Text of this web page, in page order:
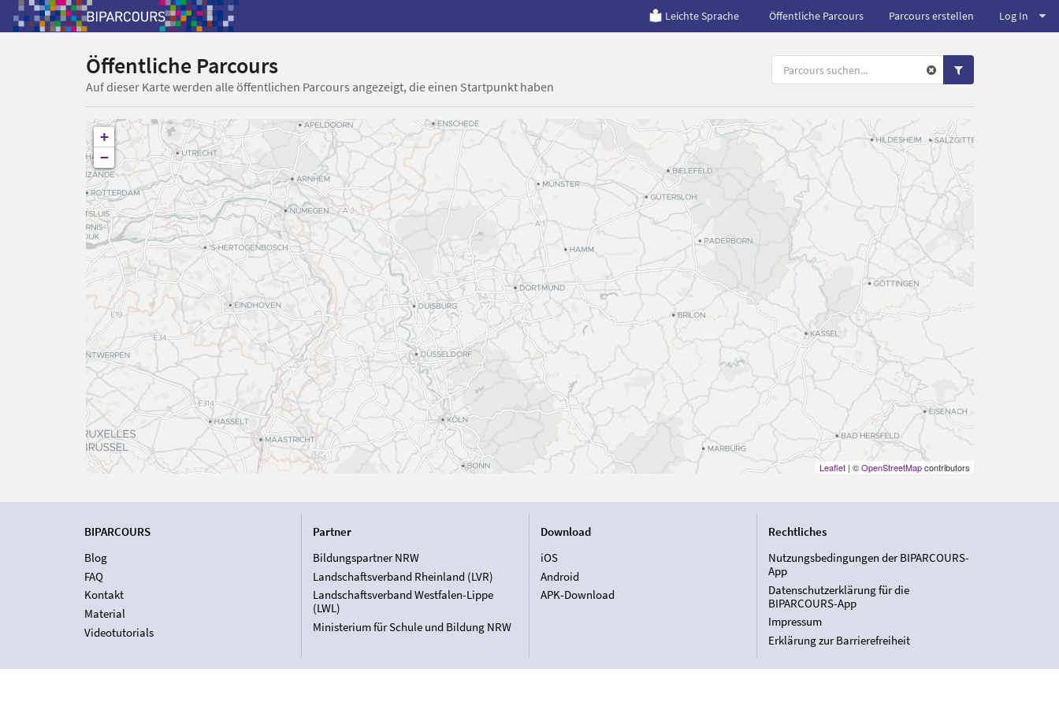
Leichte Sprache Öffentliche Parcours Parcours erstellen Log In
Öffentliche Parcours
Auf dieser Karte werden alle öffentlichen Parcours angezeigt, die einen Startpunkt haben
+
−
Leaflet| ©OpenStreetMapcontributors
BIPARCOURS
Blog
FAQ
Kontakt
Material
Videotutorials
Partner
Bildungspartner NRW
Landschaftsverband Rheinland (LVR)
Landschaftsverband Westfalen-Lippe
(LWL)
Ministerium für Schule und Bildung NRW
Download
iOS
Android
APK-Download
Rechtliches
Nutzungsbedingungen der BIPARCOURS-
App
Datenschutzerklärung für die
BIPARCOURS-App
Impressum
Erklärung zur Barrierefreiheit